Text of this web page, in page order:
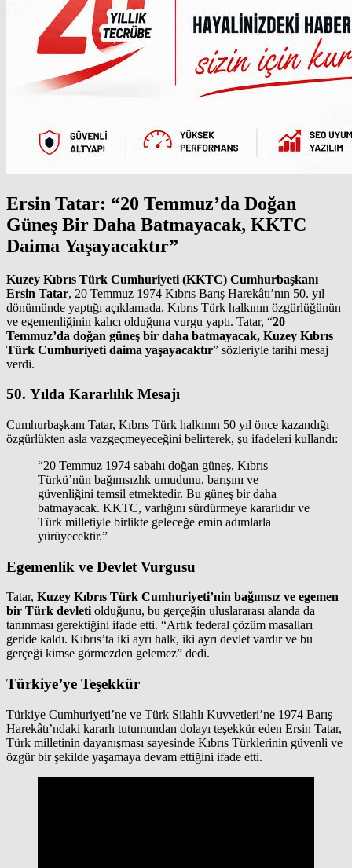
Ersin Tatar: “20 Temmuz’da Doğan
Güneş Bir Daha Batmayacak, KKTC
Daima Yaşayacaktır”
Kuzey Kıbrıs Türk Cumhuriyeti (KKTC) Cumhurbaşkanı
Ersin Tatar, 20 Temmuz 1974 Kıbrıs Barış Harekâtı’nın 50. yıl
dönümünde yaptığı açıklamada, Kıbrıs Türk halkının özgürlüğünün
ve egemenliğinin kalıcı olduğuna vurgu yaptı. Tatar, “20
Temmuz’da doğan güneş bir daha batmayacak, Kuzey Kıbrıs
Türk Cumhuriyeti daima yaşayacaktır” sözleriyle tarihi mesaj
verdi.
50. Yılda Kararlılık Mesajı
Cumhurbaşkanı Tatar, Kıbrıs Türk halkının 50 yıl önce kazandığı
özgürlükten asla vazgeçmeyeceğini belirterek, şu ifadeleri kullandı:
“20 Temmuz 1974 sabahı doğan güneş, Kıbrıs
Türkü’nün bağımsızlık umudunu, barışını ve
güvenliğini temsil etmektedir. Bu güneş bir daha
batmayacak. KKTC, varlığını sürdürmeye kararlıdır ve
Türk milletiyle birlikte geleceğe emin adımlarla
yürüyecektir.”
Egemenlik ve Devlet Vurgusu
Tatar, Kuzey Kıbrıs Türk Cumhuriyeti’nin bağımsız ve egemen
bir Türk devleti olduğunu, bu gerçeğin uluslararası alanda da
tanınması gerektiğini ifade etti. “Artık federal çözüm masalları
geride kaldı. Kıbrıs’ta iki ayrı halk, iki ayrı devlet vardır ve bu
gerçeği kimse görmezden gelemez” dedi.
Türkiye’ye Teşekkür
Türkiye Cumhuriyeti’ne ve Türk Silahlı Kuvvetleri’ne 1974 Barış
Harekâtı’ndaki kararlı tutumundan dolayı teşekkür eden Ersin Tatar,
Türk milletinin dayanışması sayesinde Kıbrıs Türklerinin güvenli ve
özgür bir şekilde yaşamaya devam ettiğini ifade etti.